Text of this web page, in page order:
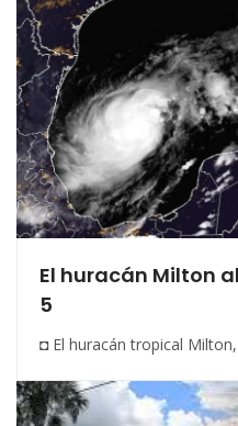
El huracán Milton
5
◘ El huracán tropical